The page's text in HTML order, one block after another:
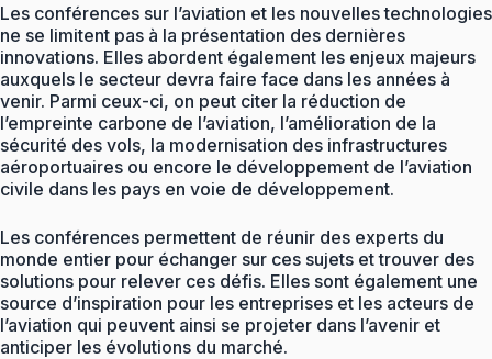
Les conférences sur l’aviation et les nouvelles technologies
ne se limitent pas à la présentation des dernières
innovations. Elles abordent également les enjeux majeurs
auxquels le secteur devra faire face dans les années à
venir. Parmi ceux-ci, on peut citer la réduction de
l’empreinte carbone de l’aviation, l’amélioration de la
sécurité des vols, la modernisation des infrastructures
aéroportuaires ou encore le développement de l’aviation
civile dans les pays en voie de développement.
Les conférences permettent de réunir des experts du
monde entier pour échanger sur ces sujets et trouver des
solutions pour relever ces défis. Elles sont également une
source d’inspiration pour les entreprises et les acteurs de
l’aviation qui peuvent ainsi se projeter dans l’avenir et
anticiper les évolutions du marché.